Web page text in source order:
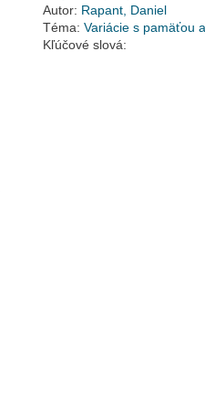
Autor: Rapant, Daniel
Téma: Variácie s pamäťou
Kľúčové slová: